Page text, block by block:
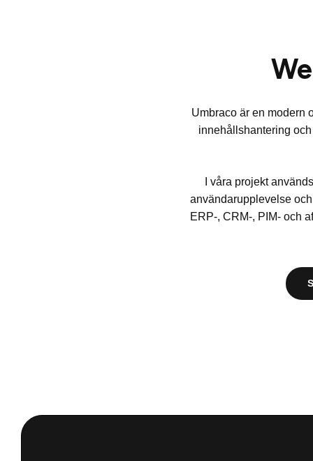
Umbraco är en modern
innehållshantering
I våra projekt
användarupplevelse
ERP-, CRM-, PIM- och